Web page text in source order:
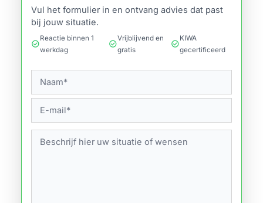
Vul het formulier in en ontvang advies dat past
bij jouw situatie.
check_circle
Reactie binnen 1
werkdag
check_circle
Vrijblijvend en
gratis
check_circle
KIWA
gecertificeerd